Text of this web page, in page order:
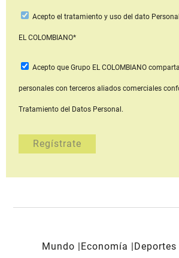
Acepto el tratamiento y uso del dato Personal
EL COLOMBIANO*
Acepto que Grupo EL COLOMBIANO
personales con terceros aliados comerciales
Tratamiento del Datos Personal.
Mundo Economía Deportes